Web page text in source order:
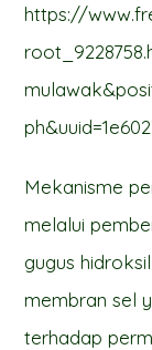
https://
Mekanisme
melalui
gugus
membran sel
terhadap